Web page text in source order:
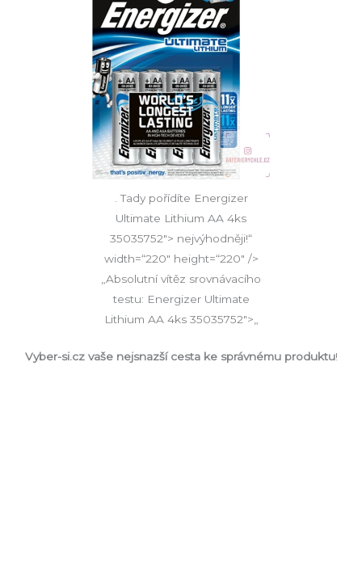
. Tady pořídíte Energizer
Ultimate Lithium AA 4ks
35035752″> nejvýhodněji!“
width=“220″ height=“220″ />
„Absolutní vítěz srovnávacího
testu: Energizer Ultimate
Lithium AA 4ks 35035752″>„
Vyber-si.cz vaše nejsnazší cesta ke správnému produktu!